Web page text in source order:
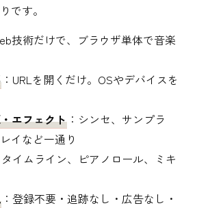
です。
技術だけで、ブラウザ単体で音楽
：URLを開くだけ。OSやデバイスを
エフェクト ：シンセ、サンプラ
イなど一通り
タイムライン、ピアノロール、ミキ
：登録不要・追跡なし・広告なし・